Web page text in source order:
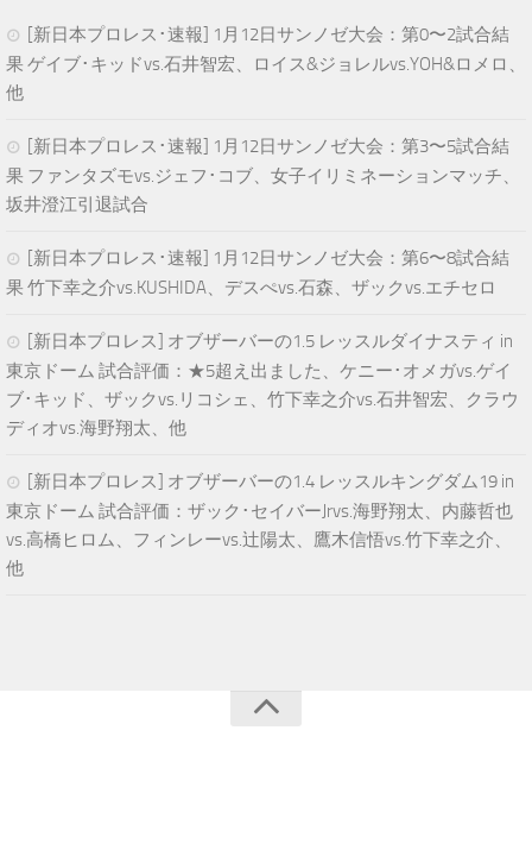
[新日本プロレス･速報] 1月12日サンノゼ大会：第0〜2試合結
果 ゲイブ･キッドvs.石井智宏、ロイス&ジョレルvs.YOH&ロメロ、
他
[新日本プロレス･速報] 1月12日サンノゼ大会：第3〜5試合結
果 ファンタズモvs.ジェフ･コブ、女子イリミネーションマッチ、
坂井澄江引退試合
[新日本プロレス･速報] 1月12日サンノゼ大会：第6〜8試合結
果 竹下幸之介vs.KUSHIDA、デスぺvs.石森、ザックvs.エチセロ
[新日本プロレス] オブザーバーの1.5 レッスルダイナスティ in
東京ドーム 試合評価：★5超え出ました、ケニー･オメガvs.ゲイ
ブ･キッド、ザックvs.リコシェ、竹下幸之介vs.石井智宏、クラウ
ディオvs.海野翔太、他
[新日本プロレス] オブザーバーの1.4 レッスルキングダム19 in
東京ドーム 試合評価：ザック･セイバーJrvs.海野翔太、内藤哲也
vs.高橋ヒロム、フィンレーvs.辻陽太、鷹木信悟vs.竹下幸之介、
他